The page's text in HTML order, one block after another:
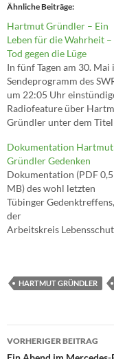
Ähnliche Beiträge
Hartmut Gründler – Ein
Leben für die Wahrheit –
Tod gegen die Lüge
In fünf Tagen am 30. Mai
Sendeprogramm des
um 22:05 Uhr
Radiofeature über
Gründler unter dem
Tod gegen die Lüge". Edit
30.05.12 Radiomitschnitt
(meist nach 2 Wochen
spätestens beim SWR
gelöscht.) PDF vom
Dokumentation Hartmut
Gründler Gedenken
Dokumentation (PDF 0,5
MB) des wohl letzten
Tübinger
der
Arbeitskreis
Selbstverbrennung seines
Hamburger SPD-
Parteitages veranstaltete.
Protest des Gandhi-
HARTMUT GRÜNDLER
VORHERIGER BEITRAG